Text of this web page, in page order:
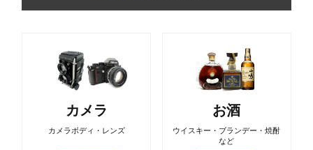
カメラ
カメラボディ・レンズ
お酒
ウイスキー・ブランデー・焼酎
など